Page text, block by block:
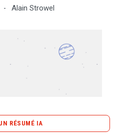
de l'innovation
- Alain Strowel
RÉSUMÉ IA